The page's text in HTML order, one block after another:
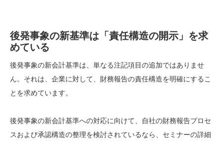
後発事象の新基準は「責任構造の開示」を求
めている
後発事象の新会計基準は、単なる注記項目の追加ではありませ
ん。それは、企業に対して、財務報告の責任構造を明確にするこ
とを求めています。
後発事象の新会計基準への対応に向けて、自社の財務報告プロセ
スおよび承認構造の整理を検討されているなら、セミナーの詳細